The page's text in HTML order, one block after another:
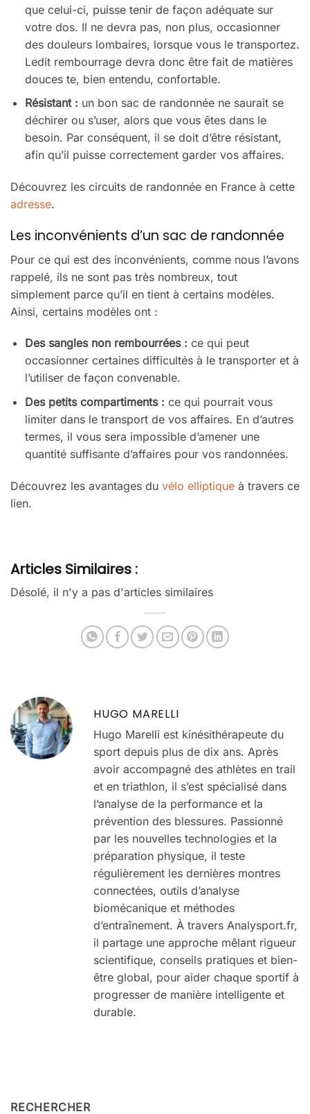
que celui-ci, puisse tenir de façon adéquate sur
votre dos. Il ne devra pas, non plus, occasionner
des douleurs lombaires, lorsque vous le transportez.
Ledit rembourrage devra donc être fait de matières
douces te, bien entendu, confortable.
Résistant : un bon sac de randonnée ne saurait se
déchirer ou s’user, alors que vous êtes dans le
besoin. Par conséquent, il se doit d’être résistant,
afin qu’il puisse correctement garder vos affaires.
Découvrez les circuits de randonnée en France à cette
adresse.
Les inconvénients d’un sac de randonnée
Pour ce qui est des inconvénients, comme nous l’avons
rappelé, ils ne sont pas très nombreux, tout
simplement parce qu’il en tient à certains modèles.
Ainsi, certains modèles ont :
Des sangles non rembourrées : ce qui peut
occasionner certaines difficultés à le transporter et à
l’utiliser de façon convenable.
Des petits compartiments : ce qui pourrait vous
limiter dans le transport de vos affaires. En d’autres
termes, il vous sera impossible d’amener une
quantité suffisante d’affaires pour vos randonnées.
Découvrez les avantages du vélo elliptique à travers ce
lien.
Articles Similaires :
Désolé, il n'y a pas d'articles similaires
HUGO MARELLI
Hugo Marelli est kinésithérapeute du
sport depuis plus de dix ans. Après
avoir accompagné des athlètes en trail
et en triathlon, il s’est spécialisé dans
l’analyse de la performance et la
prévention des blessures. Passionné
par les nouvelles technologies et la
préparation physique, il teste
régulièrement les dernières montres
connectées, outils d’analyse
biomécanique et méthodes
d’entraînement. À travers Analysport.fr,
il partage une approche mêlant rigueur
scientifique, conseils pratiques et bien-
être global, pour aider chaque sportif à
progresser de manière intelligente et
durable.
RECHERCHER